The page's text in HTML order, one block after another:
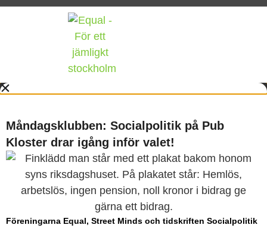
Måndagsklubben: Socialpolitik på Pub
Kloster drar igång inför valet!
Föreningarna Equal, Street Minds och tidskriften Socialpolitik